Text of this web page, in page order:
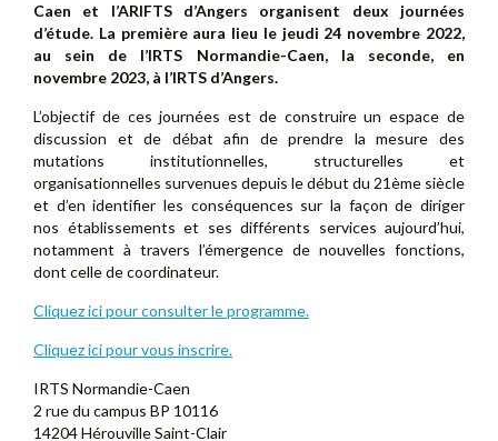
Caen et l’ARIFTS d’Angers organisent deux journées
d’étude. La première aura lieu le jeudi 24 novembre 2022,
au sein de l’IRTS Normandie-Caen, la seconde, en
novembre 2023, à l’IRTS d’Angers.
L’objectif de ces journées est de construire un espace de
discussion et de débat afin de prendre la mesure des
mutations institutionnelles, structurelles et
organisationnelles survenues depuis le début du 21ème siècle
et d’en identifier les conséquences sur la façon de diriger
nos établissements et ses différents services aujourd’hui,
notamment à travers l’émergence de nouvelles fonctions,
dont celle de coordinateur.
Cliquez ici pour consulter le programme.
Cliquez ici pour vous inscrire.
IRTS Normandie-Caen
2 rue du campus BP 10116
14204 Hérouville Saint-Clair